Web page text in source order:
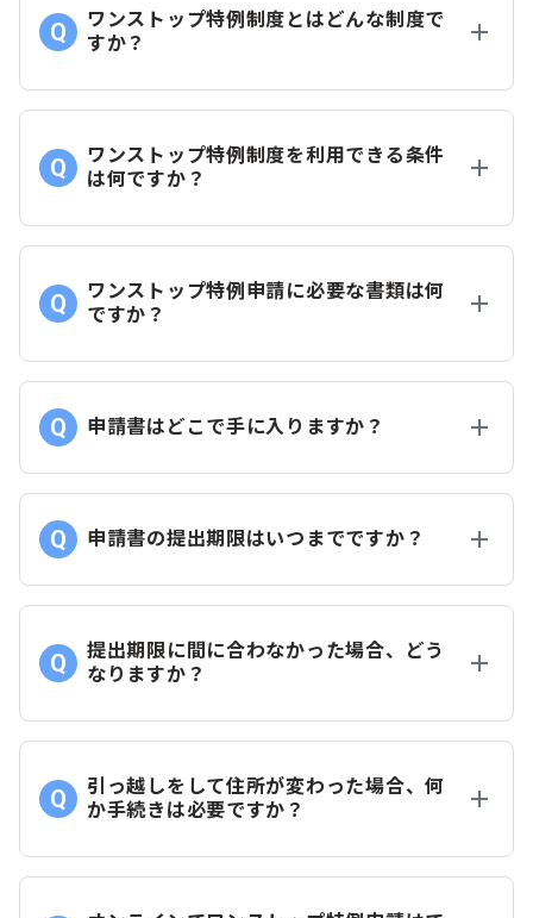
ワンストップ特例制度とはどんな制度で
すか？
ワンストップ特例制度を利用できる条件
は何ですか？
ワンストップ特例申請に必要な書類は何
ですか？
申請書はどこで手に入りますか？
申請書の提出期限はいつまでですか？
提出期限に間に合わなかった場合、どう
なりますか？
引っ越しをして住所が変わった場合、何
か手続きは必要ですか？